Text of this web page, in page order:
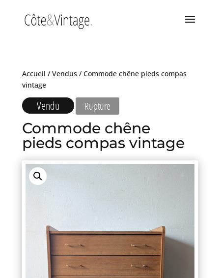
Accueil / Vendus/ Commode chêne pieds compas
vintage
Vendu Rupture
Commode chêne
pieds compas vintage